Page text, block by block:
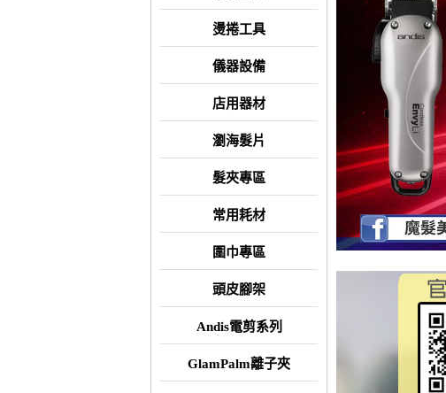
燙捲工具
儀器設備
店用器材
瀏海髮片
髮夾專區
常用耗材
圍巾專區
頭皮腳架
Andis電剪系列
GlamPalm離子夾